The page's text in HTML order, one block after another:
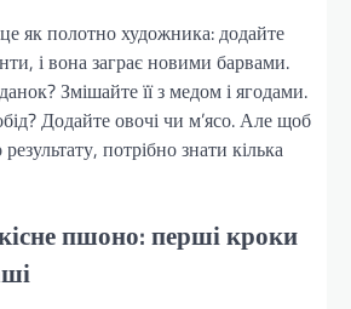
полотно художника: додайте
і вона заграє новими барвами.
Змішайте її з медом і ягодами.
Додайте овочі чи м’ясо. Але щоб
потрібно знати кілька
пшоно: перші кроки